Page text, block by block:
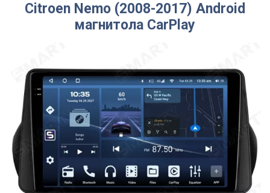
Citroen Nemo (2008-2017) Android
магнитола CarPlay